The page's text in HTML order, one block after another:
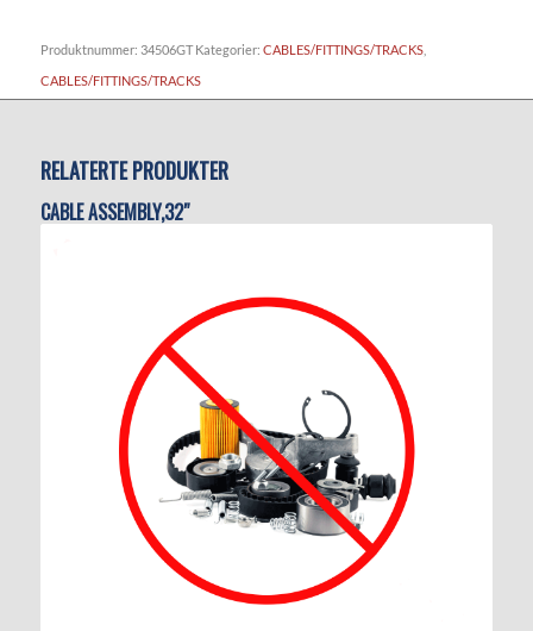
Produktnummer: 34506GT Kategorier: CABLES/FITTINGS/TRACKS,
CABLES/FITTINGS/TRACKS
RELATERTE PRODUKTER
CABLE ASSEMBLY,32″